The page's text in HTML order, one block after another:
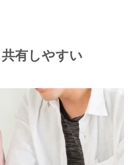
有しやすい